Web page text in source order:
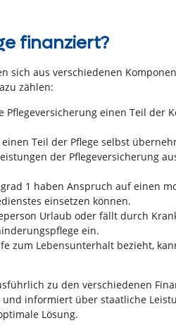
finanziert?
sich aus verschiedenen
zählen:
einen Teil der
Teil der Pflege selbst
der Pflegeversicherung
1 haben Anspruch auf einen
einsetzen können.
Urlaub oder fällt durch
ein.
zum Lebensunterhalt bezieht,
zu den verschiedenen
informiert über staatliche
Lösung.